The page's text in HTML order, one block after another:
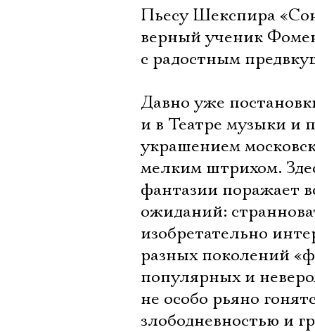
Пьесу Шекспира
верный ученик
с радостным
Давно уже
и в Театре музыки и
украшением
мелким штрихом.
фантазии поражает
ожиданий:
изобретательно
разных поколений
популярных и
не особо рьяно
злободневностью и